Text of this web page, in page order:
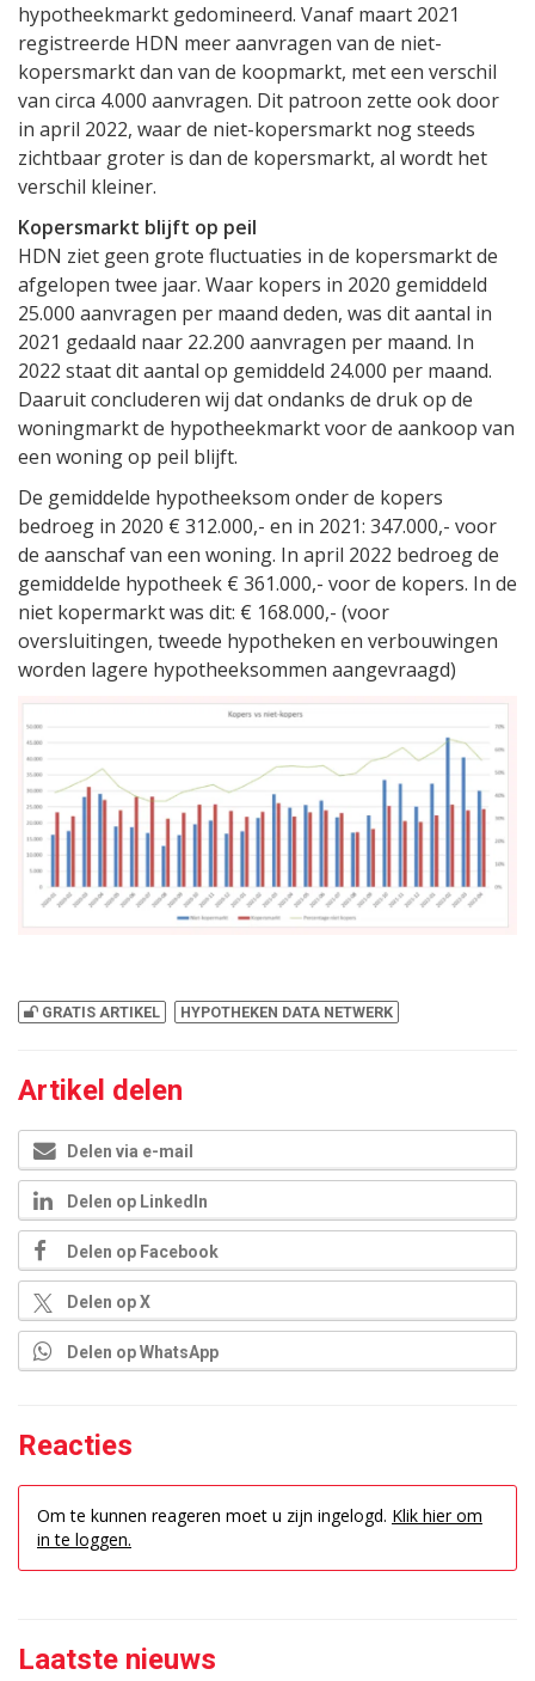
hypotheekmarkt gedomineerd. Vanaf maart 2021
registreerde HDN meer aanvragen van de niet-
kopersmarkt dan van de koopmarkt, met een verschil
van circa 4.000 aanvragen. Dit patroon zette ook door
in april 2022, waar de niet-kopersmarkt nog steeds
zichtbaar groter is dan de kopersmarkt, al wordt het
verschil kleiner.
Kopersmarkt blijft op peil
HDN ziet geen grote fluctuaties in de kopersmarkt de
afgelopen twee jaar. Waar kopers in 2020 gemiddeld
25.000 aanvragen per maand deden, was dit aantal in
2021 gedaald naar 22.200 aanvragen per maand. In
2022 staat dit aantal op gemiddeld 24.000 per maand.
Daaruit concluderen wij dat ondanks de druk op de
woningmarkt de hypotheekmarkt voor de aankoop van
een woning op peil blijft.
De gemiddelde hypotheeksom onder de kopers
bedroeg in 2020 € 312.000,- en in 2021: 347.000,- voor
de aanschaf van een woning. In april 2022 bedroeg de
gemiddelde hypotheek € 361.000,- voor de kopers. In de
niet kopermarkt was dit: € 168.000,- (voor
oversluitingen, tweede hypotheken en verbouwingen
worden lagere hypotheeksommen aangevraagd)
GRATIS ARTIKEL HYPOTHEKEN DATA NETWERK
Artikel delen
Delen via e-mail
Delen op LinkedIn
Delen op Facebook
Delen op X
Delen op WhatsApp
Reacties
Om te kunnen reageren moet u zijn ingelogd. Klik hier om
in te loggen.
Laatste nieuws